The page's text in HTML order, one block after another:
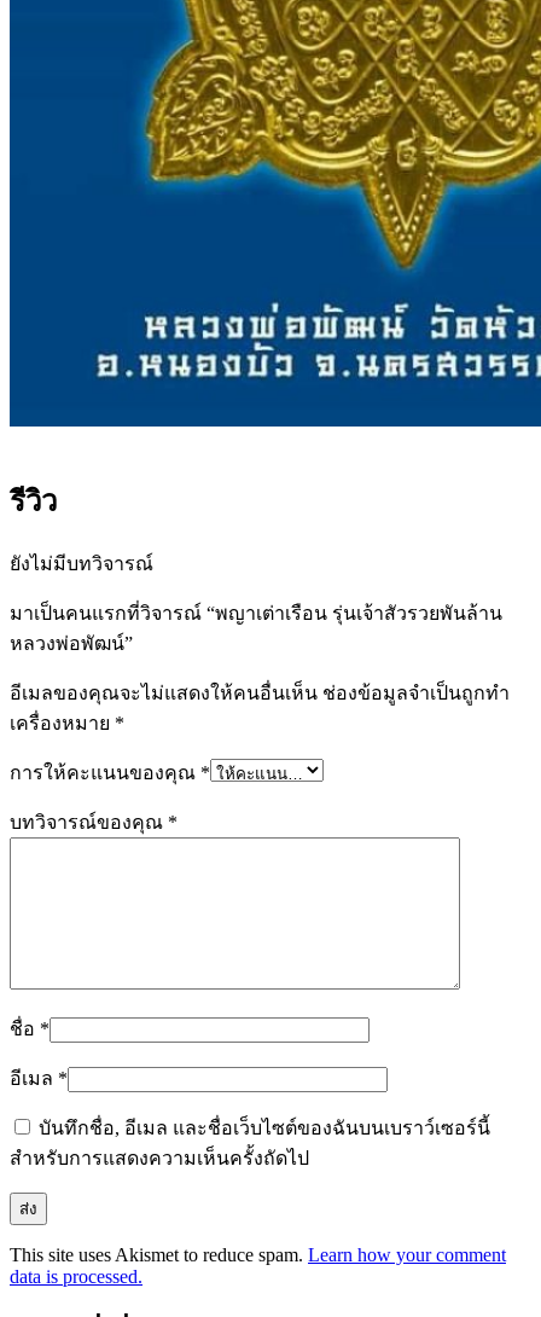
รีวิว
ยังไม่มีบทวิจารณ์
มาเป็นคนแรกที่วิจารณ์ “พญาเต่าเรือน รุ่นเจ้าสัวรวยพันล้าน
หลวงพ่อพัฒน์”
อีเมลของคุณจะไม่แสดงให้คนอื่นเห็น ช่องข้อมูลจำเป็นถูกทำ
เครื่องหมาย *
การให้คะแนนของคุณ *
บทวิจารณ์ของคุณ *
ชื่อ *
อีเมล *
บันทึกชื่อ, อีเมล และชื่อเว็บไซต์ของฉันบนเบราว์เซอร์นี้
สำหรับการแสดงความเห็นครั้งถัดไป
This site uses Akismet to reduce spam. Learn how your comment
data is processed.